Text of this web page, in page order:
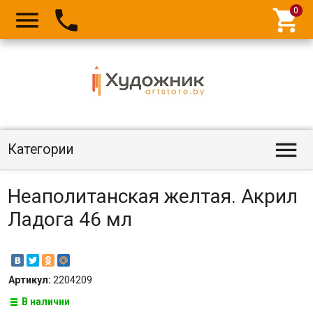
  
Категории 
Неаполитанская желтая. Акрил
Ладога 46 мл
Артикул: 2204209
В наличии